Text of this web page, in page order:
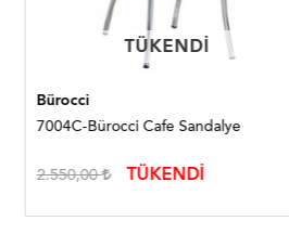
TÜKENDI
TÜKENDI
Bürocci
7004C-Bürocci Cafe Sandalye
2.550,00 TÜKENDİ